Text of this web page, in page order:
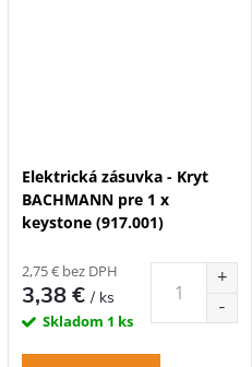
Elektrická zásuvka - Kryt
BACHMANN pre 1 x
keystone (917.001)
2,75 € bez DPH
3,38 €/ ks
Skladom 1 ks